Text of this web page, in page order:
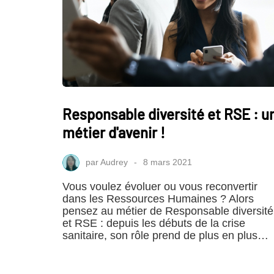
Responsable diversité et RSE :
métier d'avenir !
parAudrey 8 mars 2021
Vous voulez évoluer ou vous reconvertir
dans les Ressources Humaines ? Alors
pensez au métier de Responsable diversité
et RSE : depuis les débuts de la crise
sanitaire, son rôle prend de plus en plus…